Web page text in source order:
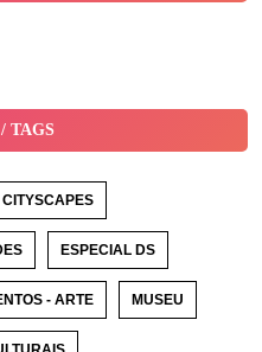
TAGS
CITYSCAPES
ESPECIAL DS
- ARTE MUSEU